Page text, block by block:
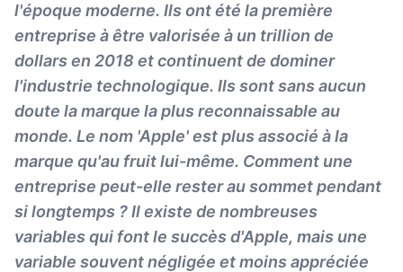
l'époque moderne. Ils ont été la première
entreprise à être valorisée à un trillion de
dollars en 2018 et continuent de dominer
l'industrie technologique. Ils sont sans aucun
doute la marque la plus reconnaissable au
monde. Le nom 'Apple' est plus associé à la
marque qu'au fruit lui-même. Comment une
entreprise peut-elle rester au sommet pendant
si longtemps ? Il existe de nombreuses
variables qui font le succès d'Apple, mais une
variable souvent négligée et moins appréciée